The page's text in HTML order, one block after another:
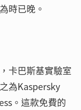
時已晚。
卡巴斯基實驗室
為Kaspersky
。這款免費的